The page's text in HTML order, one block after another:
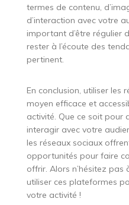
termes de contenu,
d’interaction avec votre
important d’être régulier
rester à l’écoute des
pertinent.
En conclusion, utiliser les
moyen efficace et
activité. Que ce soit pour
interagir avec votre
les réseaux sociaux
opportunités pour faire
offrir. Alors n’hésitez
utiliser ces plateformes
votre activité !